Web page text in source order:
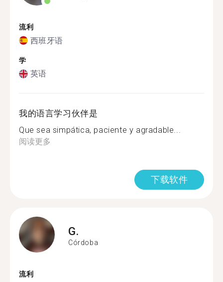
流利
西班牙语
学
英语
我的语言学习伙伴是
Que sea simpática, paciente y agradable...
阅读更多
下载软件
G.
Córdoba
流利